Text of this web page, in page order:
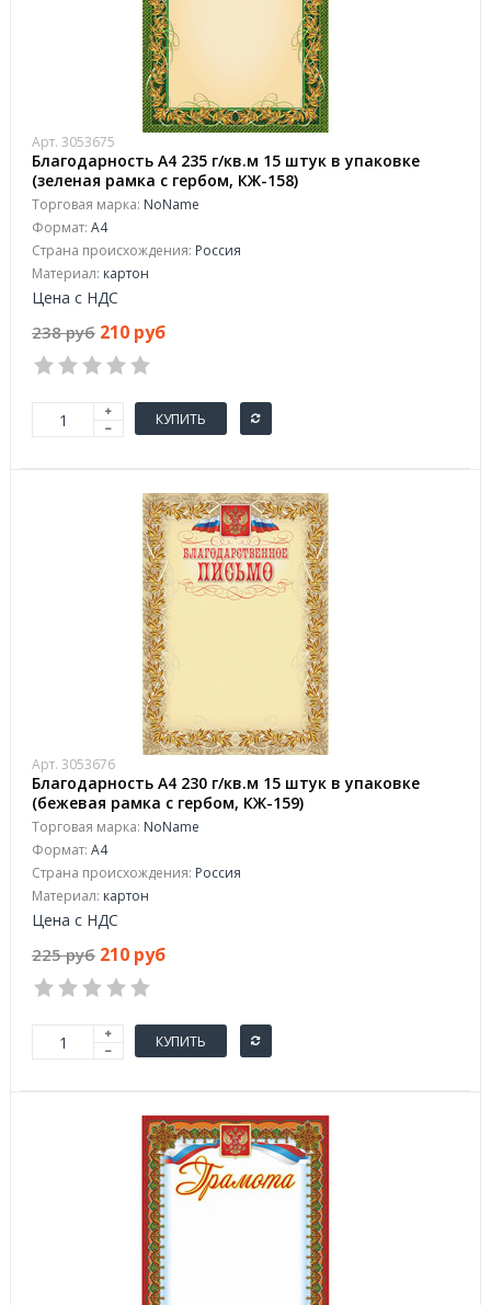
Арт. 3053675
Благодарность А4 235 г/кв.м 15 штук в упаковке
(зеленая рамка с гербом, КЖ-158)
Торговая марка: NoName
Формат: A4
Страна происхождения: Россия
Материал: картон
Цена с НДС
238 руб 210 руб
КУПИТЬ
Арт. 3053676
Благодарность А4 230 г/кв.м 15 штук в упаковке
(бежевая рамка с гербом, КЖ-159)
Торговая марка: NoName
Формат: A4
Страна происхождения: Россия
Материал: картон
Цена с НДС
225 руб 210 руб
КУПИТЬ